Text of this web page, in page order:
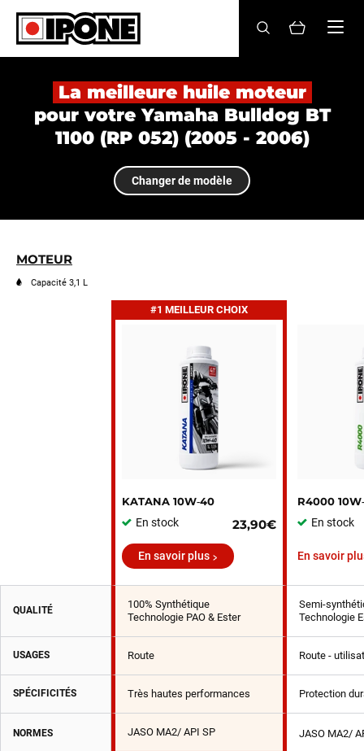
Ipone
HUILES MOTEUR
ENTRETIEN
MAINTENANCE
Revendeurs
BE
La meilleure huile moteur
pour votre Yamaha Bulldog BT
1100 (RP 052) (2005 - 2006)
Changer de modèle
MOTEUR
Capacité 3,1 L
#1 MEILLEUR CHOIX
KATANA 10W‑40
En stock
23,90€
R4000
En stock
En savoir plus En savoir
QUALITÉ
100% Synthétique
Technologie PAO & Ester
Semi-
Technologie
USAGES Route Route -
SPÉCIFICITÉS Très hautes performances Protection
NORMES JASO MA2/ API SP JASO MA2/